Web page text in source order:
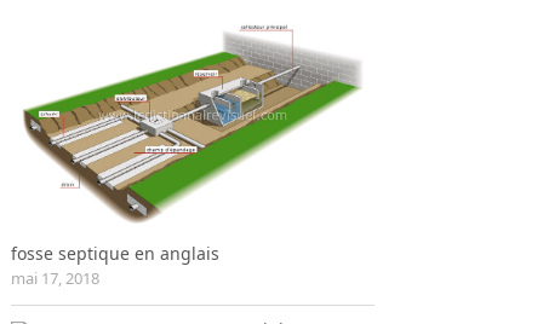
fosse septique en anglais
mai 17, 2018